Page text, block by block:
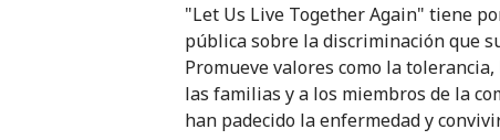
"Let Us Live Together Again" tiene
pública sobre la discriminación que
Promueve valores como la
las familias y a los miembros de la
han padecido la enfermedad y